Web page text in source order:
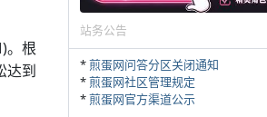
。根
达到
站务公告
*煎蛋网问答分区关闭通知
*煎蛋网社区管理规定
*煎蛋网官方渠道公示